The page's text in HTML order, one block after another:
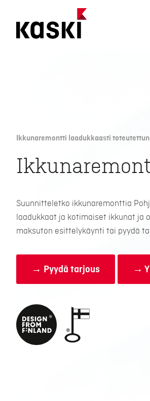
Ikkunaremontti laadukkaasti
Suunnitteletko ikkunaremonttia
laadukkaat ja kotimaiset ikkunat ja
maksuton esittelykäynti tai pyydä
→ Pyydä tarjous →